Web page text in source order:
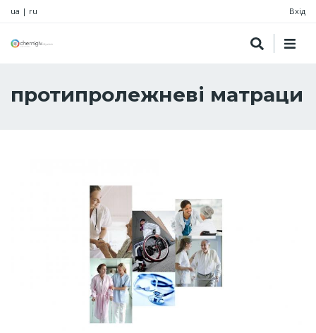
ua | ru Вхід
протипролежневі матраци